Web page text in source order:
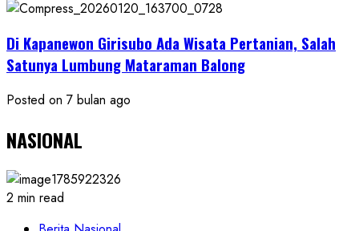
Di Kapanewon Girisubo Ada Wisata Pertanian, Salah
Satunya Lumbung Mataraman Balong
Posted on 7 bulan ago
NASIONAL
2 min read